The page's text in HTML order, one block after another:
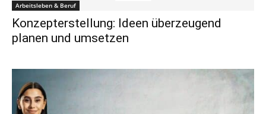
Arbeitsleben & Beruf
Konzepterstellung: Ideen überzeugend
planen und umsetzen